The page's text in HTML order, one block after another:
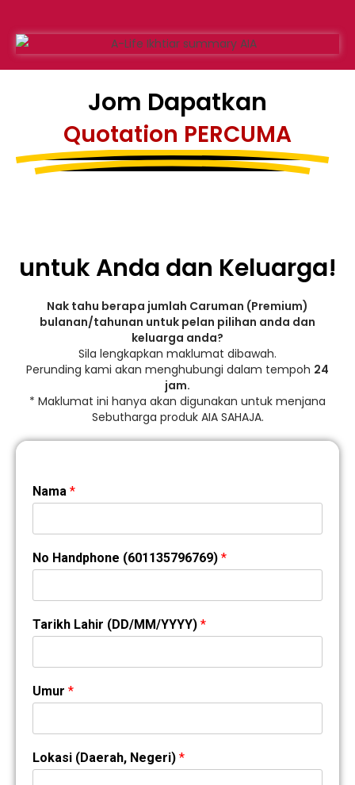
Jom Dapatkan
Quotation PERCUMA
untuk Anda dan Keluarga!
Nak tahu berapa jumlah Caruman (Premium)
bulanan/tahunan untuk pelan pilihan anda dan
keluarga anda?
Sila lengkapkan maklumat dibawah.
Perunding kami akan menghubungi dalam tempoh 24
jam.
* Maklumat ini hanya akan digunakan untuk menjana
Sebutharga produk AIA SAHAJA.
Nama *
No Handphone (601135796769) *
Tarikh Lahir (DD/MM/YYYY) *
Umur *
Lokasi (Daerah, Negeri) *